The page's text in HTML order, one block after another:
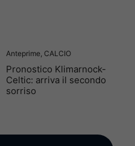
Anteprime CALCIO
Pronostico Klimarnock-
Celtic: arriva il secondo
sorriso